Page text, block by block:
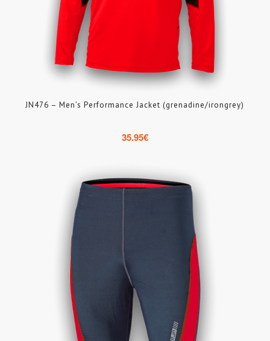
JN476 – Men’s Performance Jacket (grenadine/irongrey)
35.95€